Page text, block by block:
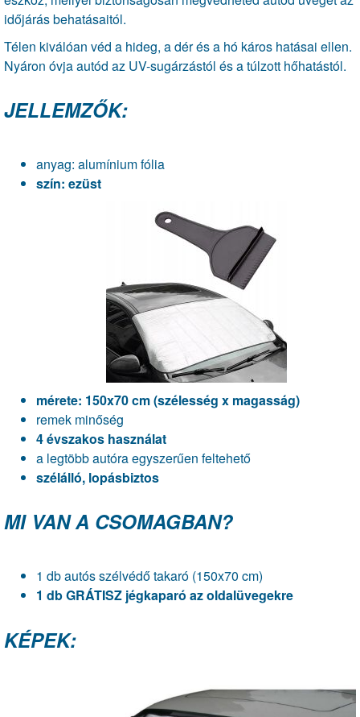
időjárás behatásaitól.
Télen kiválóan véd a hideg, a dér és a hó káros hatásai ellen.
Nyáron óvja autód az UV-sugárzástól és a túlzott hőhatástól.
JELLEMZŐK:
anyag: alumínium fólia
szín: ezüst
mérete: 150x70 cm (szélesség x magasság)
remek minőség
4 évszakos használat
a legtöbb autóra egyszerűen feltehető
szélálló, lopásbiztos
MI VAN A CSOMAGBAN?
1 db autós szélvédő takaró (150x70 cm)
1 db GRÁTISZ jégkaparó az oldalüvegekre
KÉPEK: